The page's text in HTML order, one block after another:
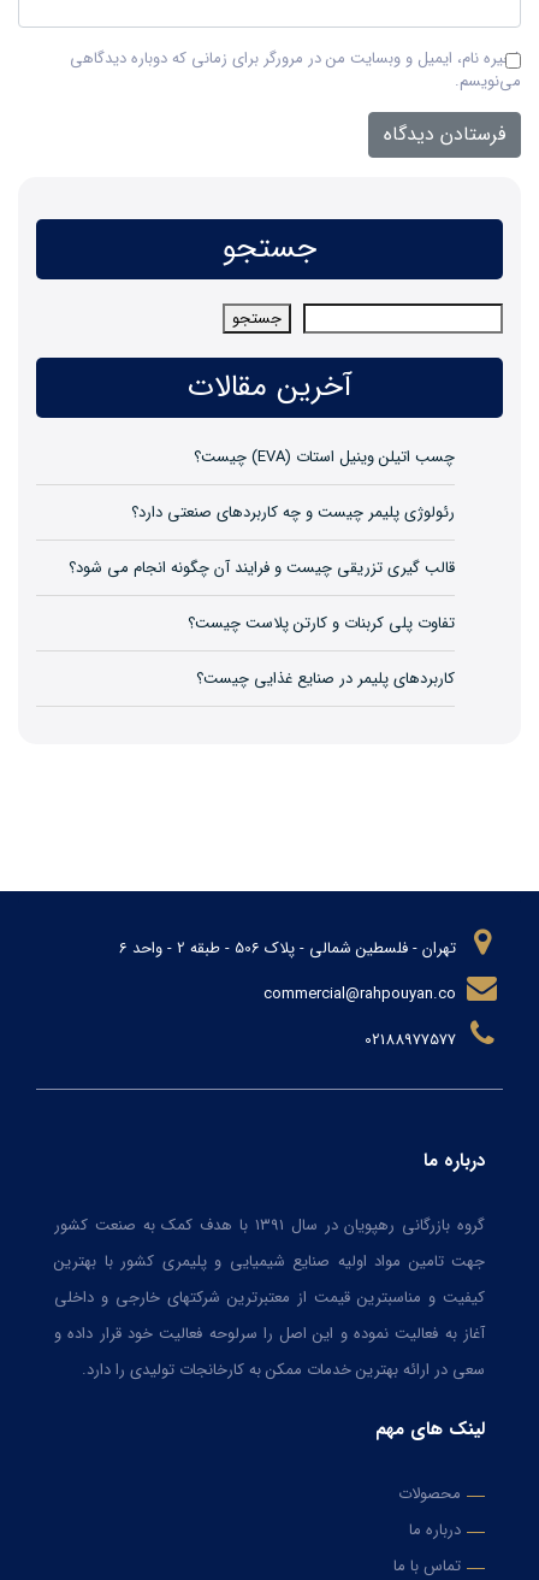
ذخیره نام، ایمیل و وبسایت من در مرورگر برای زمانی که دوباره دیدگاهی
می‌نویسم.
جستجو
جستجو جستجو
آخرین مقالات
چسب اتیلن وینیل استات (EVA) چیست؟
رئولوژی پلیمر چیست و چه کاربردهای صنعتی دارد؟
قالب گیری تزریقی چیست و فرایند آن چگونه انجام می شود؟
تفاوت پلی کربنات و کارتن پلاست چیست؟
کاربردهای پلیمر در صنایع غذایی چیست؟
تهران - فلسطین شمالی - پلاک 506 - طبقه 2 - واحد 6
درباره ما
گروه بازرگانی رهپویان در سال ۱۳۹۱ با هدف کمک به صنعت کشور
جهت تامین مواد اولیه صنایع شیمیایی و پلیمری کشور با بهترین
کیفیت و مناسبترین قیمت از معتبرترین شرکتهای خارجی و داخلی
آغاز به فعالیت نموده و این اصل را سرلوحه فعالیت خود قرار داده و
سعی در ارائه بهترین خدمات ممکن به کارخانجات تولیدی را دارد.
لینک های مهم
محصولات
درباره ما
تماس با ما